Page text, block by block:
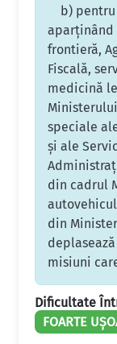
b) pentru
frontieră,
Fiscală,
medicină
speciale
şi ale
din cadrul
din
misiuni
Dificultate
FOARTE